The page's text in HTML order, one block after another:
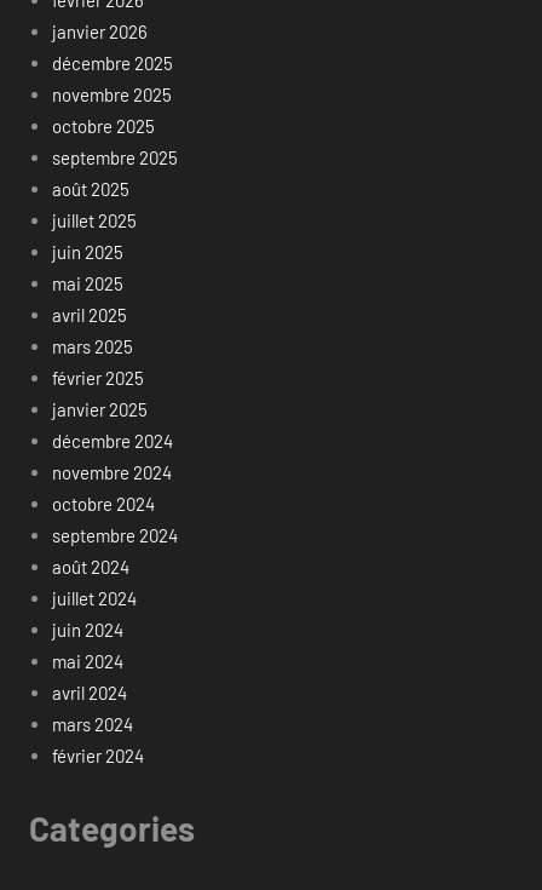
janvier 2026
décembre 2025
novembre 2025
octobre 2025
septembre 2025
août 2025
juillet 2025
juin 2025
mai 2025
avril 2025
mars 2025
février 2025
janvier 2025
décembre 2024
novembre 2024
octobre 2024
septembre 2024
août 2024
juillet 2024
juin 2024
mai 2024
avril 2024
mars 2024
février 2024
Categories